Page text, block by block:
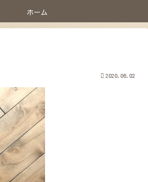
ホーム
2020.06.02